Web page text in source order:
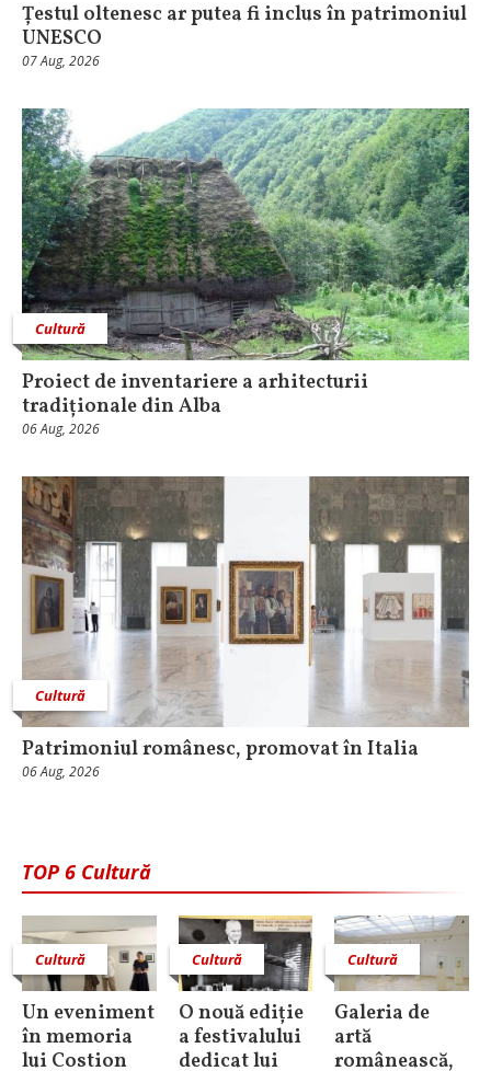
Țestul oltenesc ar putea fi inclus în patrimoniul
UNESCO
07 Aug, 2026
Cultură
Proiect de inventariere a arhitecturii
tradiționale din Alba
06 Aug, 2026
Cultură
Patrimoniul românesc, promovat în Italia
06 Aug, 2026
TOP 6 Cultură
Cultură
Un eveniment
în memoria
lui Costion
Cultură
O nouă ediție
a festivalului
dedicat lui
Cultură
Galeria de
artă
românească,